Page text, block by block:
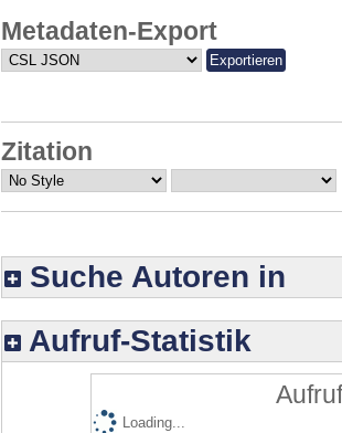
Metadaten-Export
Zitation
Suche Autoren in
Aufruf-Statistik
Loading...